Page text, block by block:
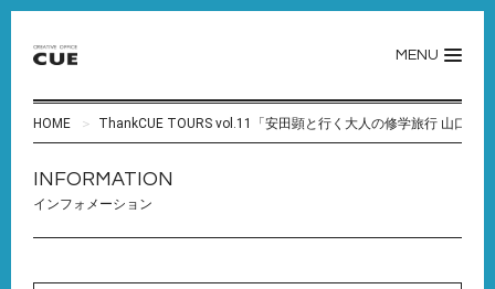
MENU
HOME ThankCUE TOURS vol.11「安田顕と行く大人の修学旅行 山口3
INFORMATION
インフォメーション